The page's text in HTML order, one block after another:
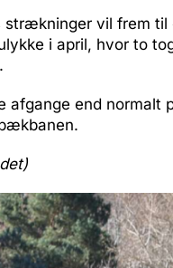
strækninger vil frem
i april, hvor to
afgange end normalt